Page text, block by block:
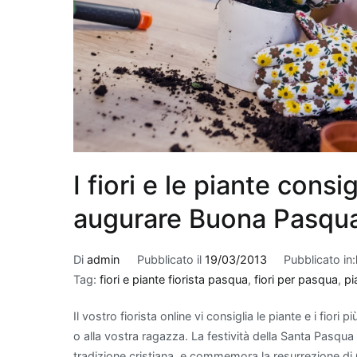
I fiori e le piante
augurare Buona
Di admin Pubblicato il 19/03/2013 Pubblicato in:
Tag: fiori e piante fiorista pasqua, fiori per pasqua,
Il vostro fiorista online vi consiglia le piante e i fiori
o alla vostra ragazza. La festività della Santa
giardinaggio.
Quali piante
Quando si parla di
appartamento,
di filtrare le
efficaci, troviamo la
suocera", che è
scelta eccellente:
eleganza con il suo
modo efficace è il
tricloroetilene. Per
purifica l'aria, ma ha
spazi grazie alla
nel rimuovere